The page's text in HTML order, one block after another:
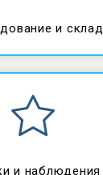
и склад
и наблюдения